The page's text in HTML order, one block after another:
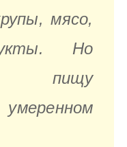
мясо,
Но
пищу